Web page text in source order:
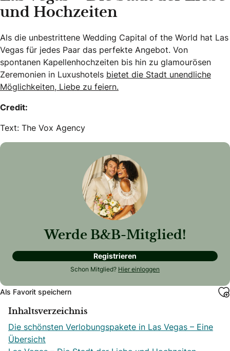
und Hochzeiten
Als die unbestrittene Wedding Capital of the World hat Las
Vegas für jedes Paar das perfekte Angebot. Von
spontanen Kapellenhochzeiten bis hin zu glamourösen
Zeremonien in Luxushotels bietet die Stadt unendliche
Möglichkeiten, Liebe zu feiern.
Credit:
Text: The Vox Agency
Werde B&B-Mitglied!
Registrieren
Schon Mitglied? Hier einloggen
Als Favorit speichern
Inhaltsverzeichnis
Die schönsten Verlobungspakete in Las Vegas – Eine
Übersicht